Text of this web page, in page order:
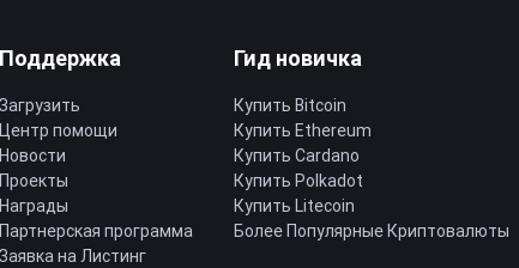
Поддержка
Загрузить
Центр помощи
Новости
Проекты
Награды
Партнерская программа
Заявка на Листинг
Гид новичка
Купить Bitcoin
Купить Ethereum
Купить Cardano
Купить Polkadot
Купить Litecoin
Более Популярные Криптовалюты